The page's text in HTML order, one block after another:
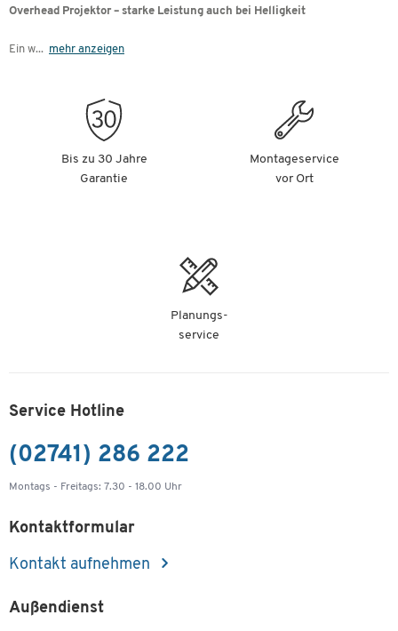
Overhead Projektor – starke Leistung auch bei Helligkeit
Ein w... mehr anzeigen
Bis zu 30 Jahre
Garantie
Montageservice
vor Ort
Planungs-
service
Service Hotline
(02741) 286 222
Montags - Freitags: 7.30 - 18.00 Uhr
Kontaktformular
Kontakt aufnehmen
Außendienst